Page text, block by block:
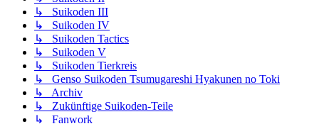
↳ Suikoden III
↳ Suikoden IV
↳ Suikoden Tactics
↳ Suikoden V
↳ Suikoden Tierkreis
↳ Genso Suikoden Tsumugareshi Hyakunen no Toki
↳ Archiv
↳ Zukünftige Suikoden-Teile
↳ Fanwork